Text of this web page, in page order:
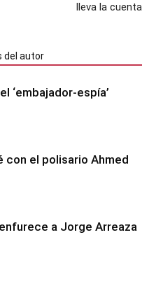
lleva la cuenta
del autor
‘embajador-espía’
con el polisario Ahmed
a Jorge Arreaza